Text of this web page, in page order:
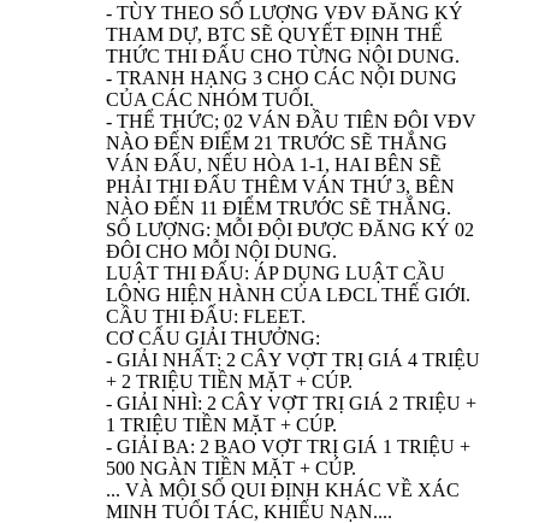
- TÙY THEO SỐ LƯỢNG VĐV ĐĂNG KÝ
THAM DỰ, BTC SẼ QUYẾT ĐỊNH THỂ
THỨC THI ĐẤU CHO TỪNG NỘI DUNG.
- TRANH HẠNG 3 CHO CÁC NỘI DUNG
CỦA CÁC NHÓM TUỔI.
- THỂ THỨC; 02 VÁN ĐẦU TIÊN ĐÔI VĐV
NÀO ĐẾN ĐIỂM 21 TRƯỚC SẼ THẮNG
VÁN ĐẤU, NẾU HÒA 1-1, HAI BÊN SẼ
PHẢI THI ĐẤU THÊM VÁN THỨ 3, BÊN
NÀO ĐẾN 11 ĐIỂM TRƯỚC SẼ THẮNG.
SỐ LƯỢNG: MỖI ĐỘI ĐƯỢC ĐĂNG KÝ 02
ĐÔI CHO MỖI NỘI DUNG.
LUẬT THI ĐẤU: ÁP DỤNG LUẬT CẦU
LÔNG HIỆN HÀNH CỦA LĐCL THẾ GIỚI.
CẦU THI ĐẤU: FLEET.
CƠ CẤU GIẢI THƯỞNG:
- GIẢI NHẤT: 2 CÂY VỢT TRỊ GIÁ 4 TRIỆU
+ 2 TRIỆU TIỀN MẶT + CÚP.
- GIẢI NHÌ: 2 CÂY VỢT TRỊ GIÁ 2 TRIỆU +
1 TRIỆU TIỀN MẶT + CÚP.
- GIẢI BA: 2 BAO VỢT TRỊ GIÁ 1 TRIỆU +
500 NGÀN TIỀN MẶT + CÚP.
... VÀ MỘI SỐ QUI ĐỊNH KHÁC VỀ XÁC
MINH TUỔI TÁC, KHIẾU NẠN....